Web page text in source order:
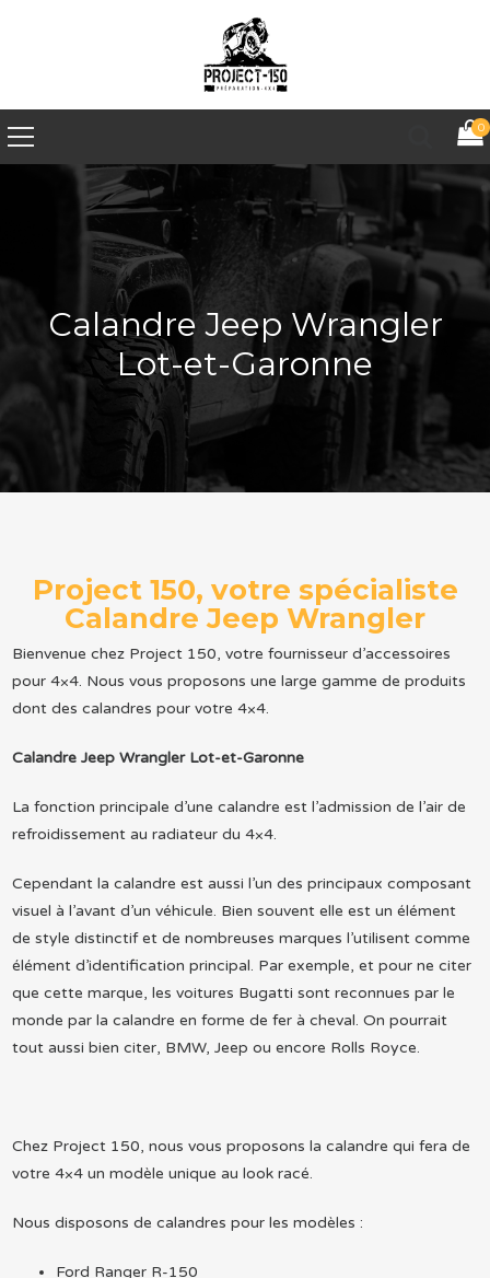
0
Calandre Jeep Wrangler
Lot-et-Garonne
Project 150, votre spécialiste
Calandre Jeep Wrangler
Bienvenue chez Project 150, votre fournisseur d’accessoires
pour 4×4. Nous vous proposons une large gamme de produits
dont des calandres pour votre 4×4.
Calandre Jeep Wrangler Lot-et-Garonne
La fonction principale d’une calandre est l’admission de l’air de
refroidissement au radiateur du 4×4.
Cependant la calandre est aussi l’un des principaux composant
visuel à l’avant d’un véhicule. Bien souvent elle est un élément
de style distinctif et de nombreuses marques l’utilisent comme
élément d’identification principal. Par exemple, et pour ne citer
que cette marque, les voitures Bugatti sont reconnues par le
monde par la calandre en forme de fer à cheval. On pourrait
tout aussi bien citer, BMW, Jeep ou encore Rolls Royce.
Chez Project 150, nous vous proposons la calandre qui fera de
votre 4×4 un modèle unique au look racé.
Nous disposons de calandres pour les modèles :
Ford Ranger R-150